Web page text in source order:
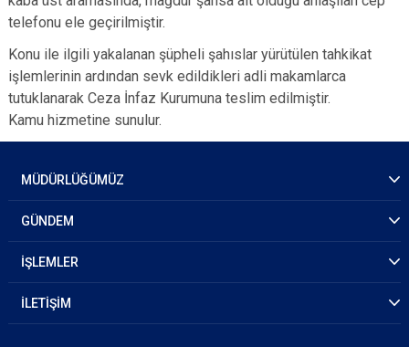
telefonu ele geçirilmiştir.
Konu ile ilgili yakalanan şüpheli şahıslar yürütülen tahkikat
işlemlerinin ardından sevk edildikleri adli makamlarca
tutuklanarak Ceza İnfaz Kurumuna teslim edilmiştir.
Kamu hizmetine sunulur.
MÜDÜRLÜĞÜMÜZ
GÜNDEM
İŞLEMLER
İLETİŞİM